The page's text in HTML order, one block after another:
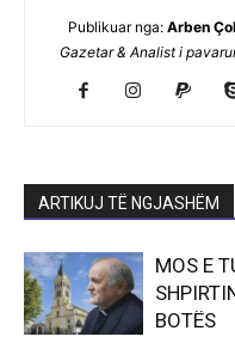
Publikuar nga: Arben
Gazetar & Analist i
ARTIKUJ TË NGJASHËM
MOS E
BOTËS